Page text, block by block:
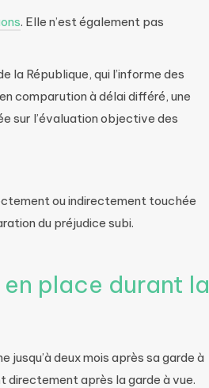
. Elle n’est également pas
la République, qui l’informe des
comparution à délai différé, une
sur l’évaluation objective des
ou indirectement touchée
du préjudice subi.
place durant la
deux mois après sa garde à
directement après la garde à vue.